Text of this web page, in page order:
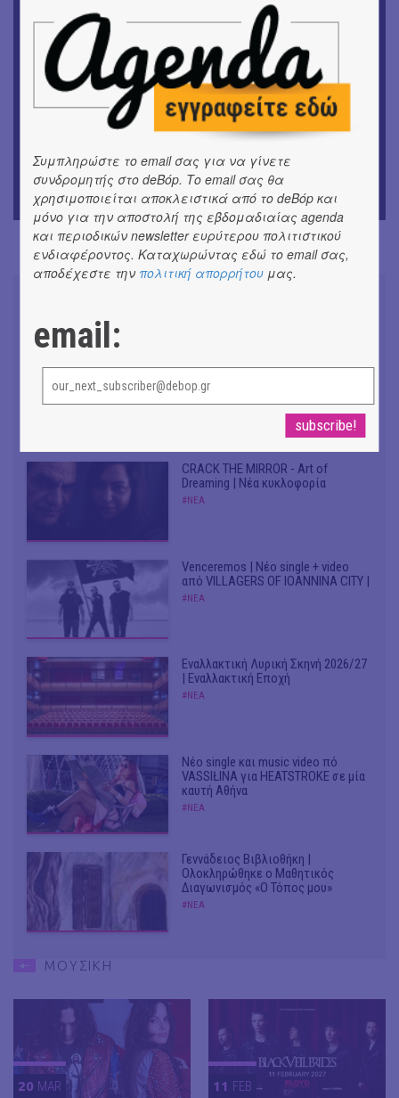
Festival
ΘΕΑΤΡΟ / ΧΟΡΟΣ
«Μήδεια» του Ευριπίδη | Σκην.: Nikita Milivojević
ΜΟΥΣΙΚΗ
9o Φεστιβάλ Στρογγύλη στη Σαντορίνη
ΕΙΚΑΣΤΙΚΑ
ΧΟΡΩΝ ΧΩΡΟΣ στον Εκθεσιακό Χώρο του Αρχαίου
Θέατρου Επιδαύρου
Don't Let Me Be Misunderstood |
Dafoe, Czech Studio Orchestra |
Από το soundtrack της ταινίας "The
CRACK THE MIRROR - Art of
Dreaming | Νέα κυκλοφορία
#ΝΕΑ
Venceremos | Νέο single + video
από VILLAGERS OF IOANNINA CITY |
#ΝΕΑ
Εναλλακτική Λυρική Σκηνή 2026/27
| Εναλλακτική Εποχή
#ΝΕΑ
Νέο single και music video πό
VASSIŁINA για HEATSTROKE σε μία
καυτή Αθήνα
#ΝΕΑ
Γεννάδειος Βιβλιοθήκη |
Ολοκληρώθηκε ο Μαθητικός
Διαγωνισμός «Ο Τόπος μου»
#ΝΕΑ
ΜΟΥΣΙΚΗ
20 MAR 11 FEB
Συμπληρώστε το email σας για να γίνετε
συνδρομητής στο deBόp. Το email σας θα
χρησιμοποιείται αποκλειστικά από το deBόp και
μόνο για την αποστολή της εβδομαδιαίας agenda
και περιοδικών newsletter ευρύτερου πολιτιστικού
ενδιαφέροντος. Καταχωρώντας εδώ το email σας,
αποδέχεστε την πολιτική απορρήτου μας.
email: